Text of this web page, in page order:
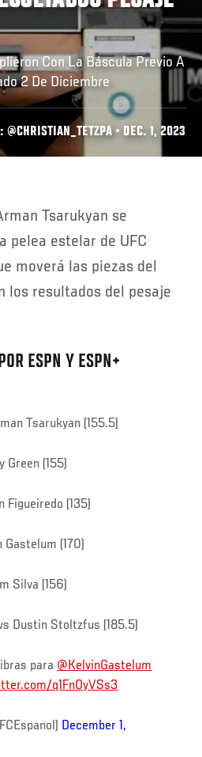
Con La Báscula Previo A
2 De Diciembre
@CHRISTIAN_TETZPA • DEC. 1, 2023
pelea estelar de UFC
moverá las piezas del
los resultados del pesaje
ESPN Y ESPN+
Tsarukyan (155.5)
Green (155)
Figueiredo (135)
(170)
Silva (156)
Dustin Stoltzfus (185.5)
para @KelvinGastelum
q1FnOyVSs3
December 1,